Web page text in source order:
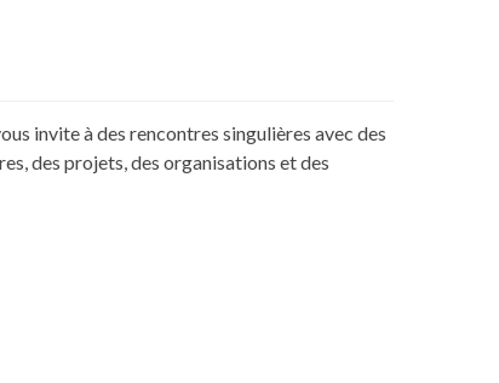
invite à des rencontres singulières avec des
des projets, des organisations et des